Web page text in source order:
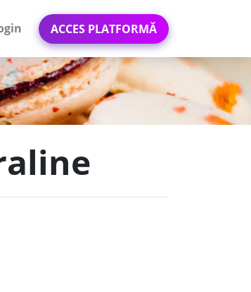
ACCES PLATFORMĂ